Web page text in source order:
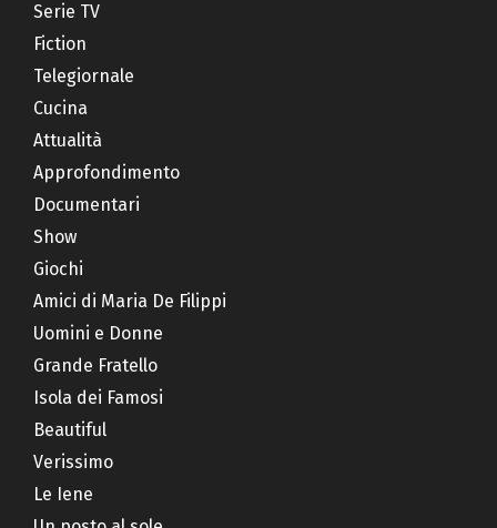
Serie TV
Fiction
Telegiornale
Cucina
Attualità
Approfondimento
Documentari
Show
Giochi
Amici di Maria De Filippi
Uomini e Donne
Grande Fratello
Isola dei Famosi
Beautiful
Verissimo
Le Iene